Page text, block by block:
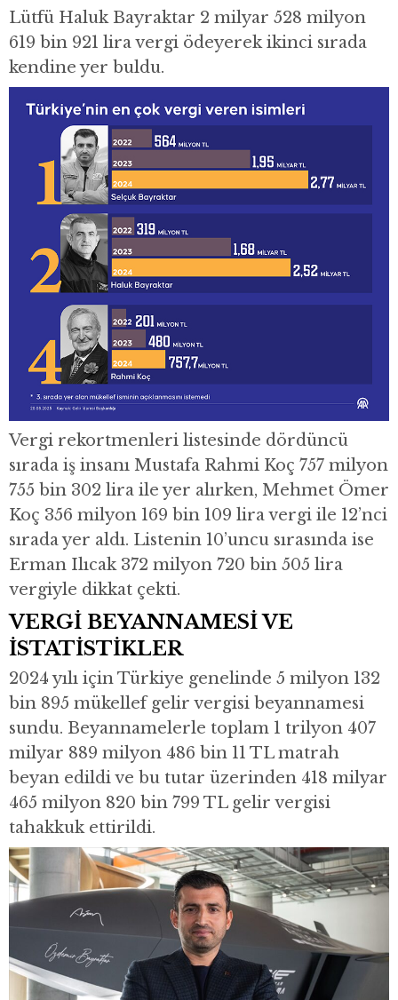
Lütfü Haluk Bayraktar 2 milyar 528 milyon
619 bin 921 lira vergi ödeyerek ikinci sırada
kendine yer buldu.
Vergi rekortmenleri listesinde dördüncü
sırada iş insanı Mustafa Rahmi Koç 757 milyon
755 bin 302 lira ile yer alırken, Mehmet Ömer
Koç 356 milyon 169 bin 109 lira vergi ile 12’nci
sırada yer aldı. Listenin 10’uncu sırasında ise
Erman Ilıcak 372 milyon 720 bin 505 lira
vergiyle dikkat çekti.
VERGİ BEYANNAMESİ VE
İSTATİSTİKLER
2024 yılı için Türkiye genelinde 5 milyon 132
bin 895 mükellef gelir vergisi beyannamesi
sundu. Beyannamelerle toplam 1 trilyon 407
milyar 889 milyon 486 bin 11 TL matrah
beyan edildi ve bu tutar üzerinden 418 milyar
465 milyon 820 bin 799 TL gelir vergisi
tahakkuk ettirildi.